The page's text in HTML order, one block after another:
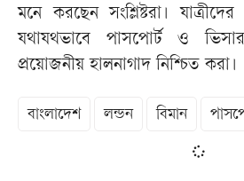
মনে করছেন সংশ্লিষ্টরা।
যথাযথভাবে পাসপোর্ট ও
প্রয়োজনীয় হালনাগাদ নিশ্চিত করা।
বাংলাদেশ লন্ডন বিমান